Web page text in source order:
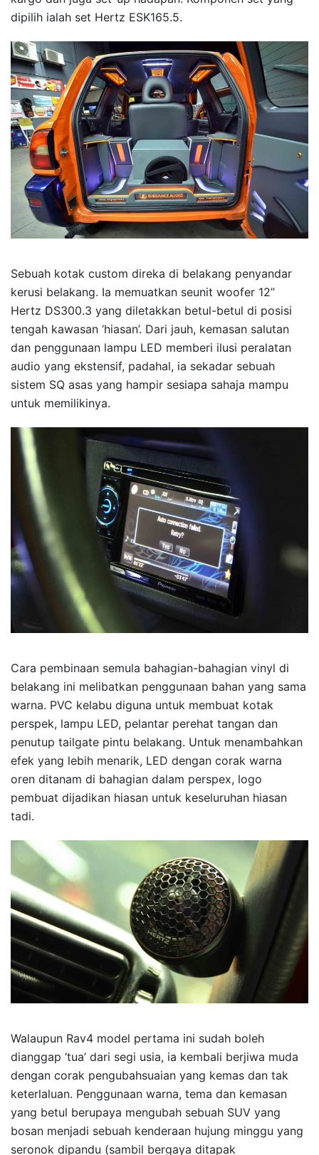
dipilih ialah set Hertz ESK165.5.
Sebuah kotak custom direka di belakang penyandar
kerusi belakang. Ia memuatkan seunit woofer 12”
Hertz DS300.3 yang diletakkan betul-betul di posisi
tengah kawasan ‘hiasan’. Dari jauh, kemasan salutan
dan penggunaan lampu LED memberi ilusi peralatan
audio yang ekstensif, padahal, ia sekadar sebuah
sistem SQ asas yang hampir sesiapa sahaja mampu
untuk memilikinya.
Cara pembinaan semula bahagian-bahagian vinyl di
belakang ini melibatkan penggunaan bahan yang sama
warna. PVC kelabu diguna untuk membuat kotak
perspek, lampu LED, pelantar perehat tangan dan
penutup tailgate pintu belakang. Untuk menambahkan
efek yang lebih menarik, LED dengan corak warna
oren ditanam di bahagian dalam perspex, logo
pembuat dijadikan hiasan untuk keseluruhan hiasan
tadi.
Walaupun Rav4 model pertama ini sudah boleh
dianggap ‘tua’ dari segi usia, ia kembali berjiwa muda
dengan corak pengubahsuaian yang kemas dan tak
keterlaluan. Penggunaan warna, tema dan kemasan
yang betul berupaya mengubah sebuah SUV yang
bosan menjadi sebuah kenderaan hujung minggu yang
seronok dipandu (sambil bergaya ditapak